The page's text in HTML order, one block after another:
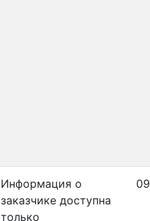
Информация о
заказчике доступна
только